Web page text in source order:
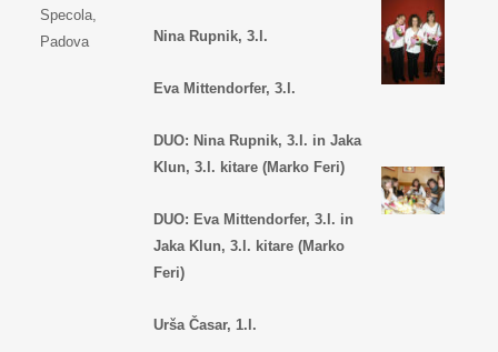
Specola,
Padova
Nina Rupnik, 3.l.
Eva Mittendorfer, 3.l.
DUO: Nina Rupnik, 3.l. in Jaka
Klun, 3.l. kitare (Marko Feri)
DUO: Eva Mittendorfer, 3.l. in
Jaka Klun, 3.l. kitare (Marko
Feri)
Urša Časar, 1.l.